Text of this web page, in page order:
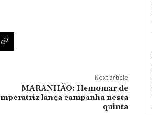
Next article
MARANHÃO: Hemomar de
lança campanha nesta
quinta